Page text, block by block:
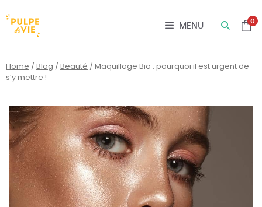
0
MENU
Home /Blog /Beauté /Maquillage Bio : pourquoi il est urgent de
s’y mettre !